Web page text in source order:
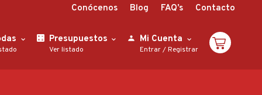
Conócenos Blog FAQ’s Contacto
Presupuestos
Ver listado
Mi Cuenta
Entrar/Registrar